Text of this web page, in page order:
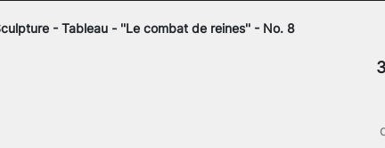
- Tableau - ''Le combat de reines'' - No. 8